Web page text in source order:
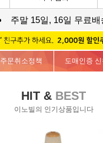
주말 15일, 16일 무료배
주문취소정책 도매인증 신
HIT & BEST
이노빌의 인기상품입니다